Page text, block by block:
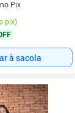
no Pix
pix)
à sacola